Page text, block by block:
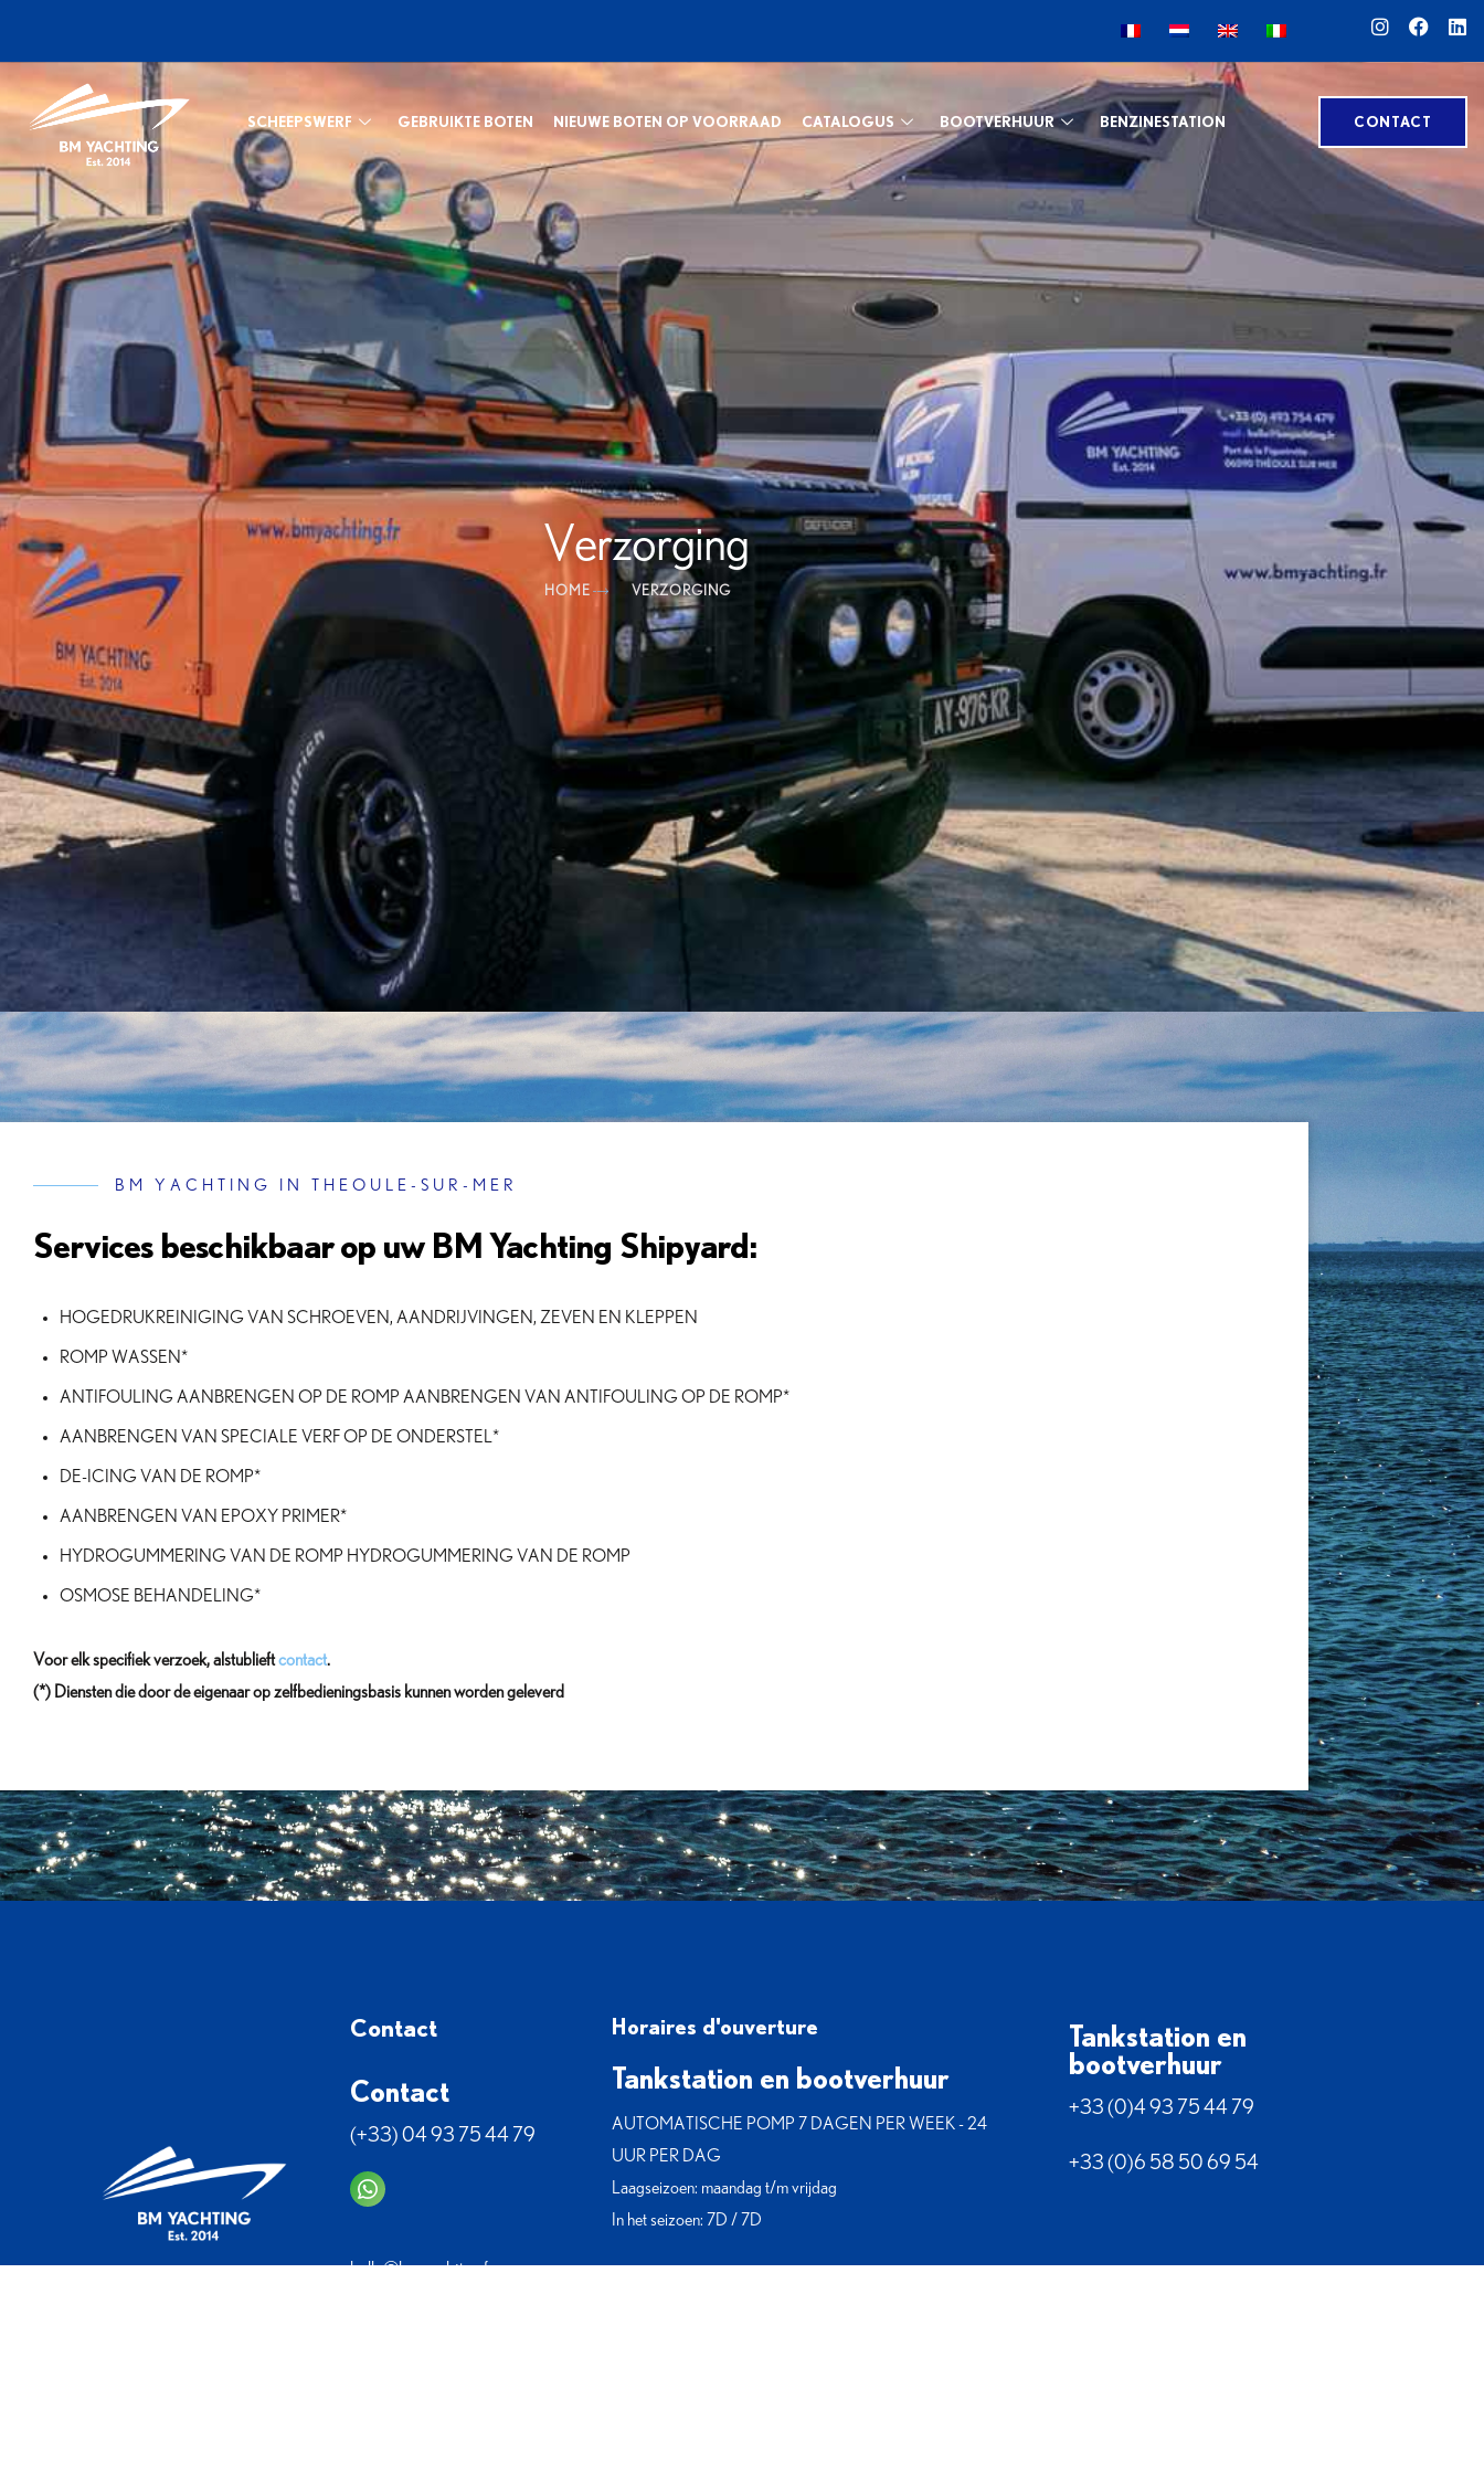
SCHEEPSWERF GEBRUIKTE BOTEN NIEUWE BOTEN OP VOORRAAD CATALOGUS BOOTVERHUUR BENZINESTATION CONTACT
Verzorging
HOME VERZORGING
BM YACHTING IN THEOULE-SUR-MER
Services beschikbaar op uw BM Yachting Shipyard:
HOGEDRUKREINIGING VAN SCHROEVEN, AANDRIJVINGEN, ZEVEN EN KLEPPEN
ROMP WASSEN*
ANTIFOULING AANBRENGEN OP DE ROMP AANBRENGEN VAN ANTIFOULING OP DE ROMP*
AANBRENGEN VAN SPECIALE VERF OP DE ONDERSTEL*
DE-ICING VAN DE ROMP*
AANBRENGEN VAN EPOXY PRIMER*
HYDROGUMMERING VAN DE ROMP HYDROGUMMERING VAN DE ROMP
OSMOSE BEHANDELING*
Voor elk specifiek verzoek, alstublieftcontact.
(*) Diensten die door de eigenaar op zelfbedieningsbasis kunnen worden geleverd
Contact
Contact
(+33) 04 93 75 44 79
hallo@bmyachting.fr
Horaires d'ouverture
Tankstation en bootverhuur
AUTOMATISCHE POMP 7 DAGEN PER WEEK - 24
UUR PER DAG
Laagseizoen: maandag t/m vrijdag
In het seizoen: 7D / 7D
Tankstation en
bootverhuur
+33 (0)4 93 75 44 79
+33 (0)6 58 50 69 54